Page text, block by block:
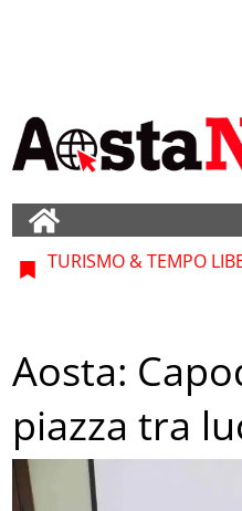
TURISMO & TEMPO
Aosta:
piazza tra